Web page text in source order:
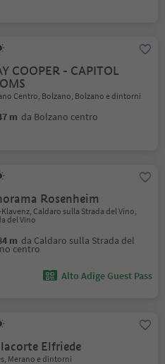
COOPER - CAPITOL
Centro, Bolzano, Bolzano e dintorni
m da Bolzano centro
Rosenheim
Caldaro sulla Strada del Vino,
del Vino
m da Caldaro sulla Strada del
centro
Alto Adige Guest Pass
Elfriede
Merano e dintorni